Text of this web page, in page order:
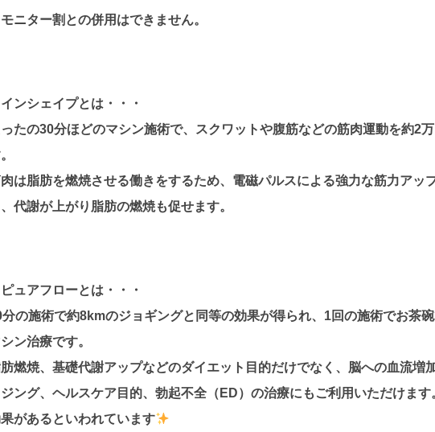
ニター割との併用はできません。
ンシェイプとは・・・
たの30分ほどのマシン施術で、スクワットや腹筋などの筋肉運動を約2
は脂肪を燃焼させる働きをするため、電磁パルスによる強力な筋力アッ
代謝が上がり脂肪の燃焼も促せます。
ュアフローとは・・・
の施術で約8kmのジョギングと同等の効果が得られ、1回の施術でお茶
ン治療です。
燃焼、基礎代謝アップなどのダイエット目的だけでなく、脳への血流増
ング、ヘルスケア目的、勃起不全（ED）の治療にもご利用いただけま
があるといわれています